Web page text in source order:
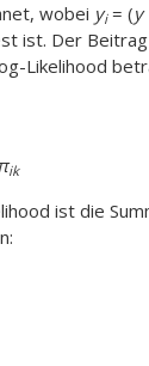
wobei yi = (y
ist. Der
Likelihood
πik
ist die